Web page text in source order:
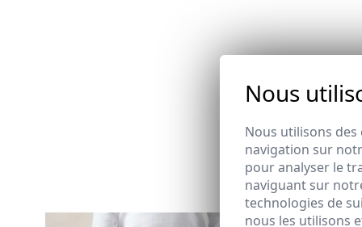
Nous
Nous utilisons
navigation sur
pour analyser le
naviguant sur
technologies de
nous les utilisons